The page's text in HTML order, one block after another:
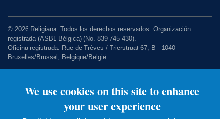
© 2026 Religiana. Todos los derechos reservados. Organización
registrada (ASBL Bélgica) (No. 839 745 430).
Oficina registrada: Rue de Trèves / Trierstraat 67, B - 1040
Bruxelles/Brussel, Belgique/België
We use cookies on this site to enhance
your user experience